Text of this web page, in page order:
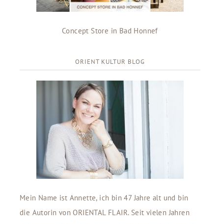
Concept Store in Bad Honnef
ORIENT KULTUR BLOG
Mein Name ist Annette, ich bin 47 Jahre alt und bin
die Autorin von ORIENTAL FLAIR. Seit vielen Jahren